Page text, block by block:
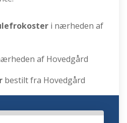
i nærheden af
af Hovedgård
bestilt fra Hovedgård